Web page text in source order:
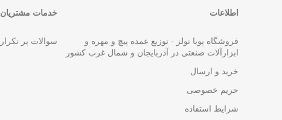
اطلاعات
فروشگاه پویا تولز - توزیع عمده پیچ و مهره و
ابزارآلات صنعتی در آذربایجان و شمال غرب کشور
خرید و ارسال
حریم خصوصی
شرایط استفاده
خدمات مشتریان
سوالات پر تکرار